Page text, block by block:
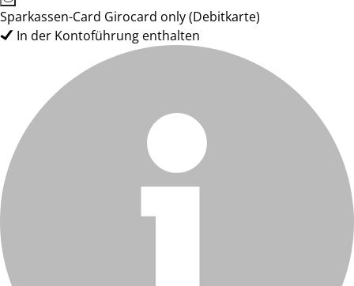
Sparkassen-Card Girocard only (Debitkarte)
In der Kontoführung enthalten